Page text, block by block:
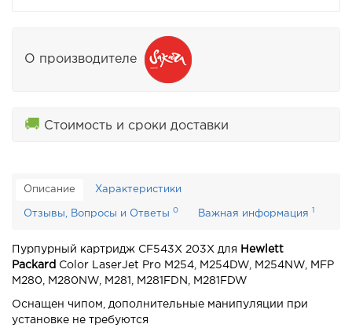
О производителе
🚚 Стоимость и сроки доставки
Описание Характеристики
Отзывы, Вопросы и Ответы 0 Важная информация
Пурпурный картридж CF543X 203X для
Hewlett
Packard Color
LaserJet Pro M254, M254DW, M254NW, MFP
M280, M280NW, M281, M281FDN, M281FDW
Оснащен чипом, дополнительные манипуляции при
установке не требуются